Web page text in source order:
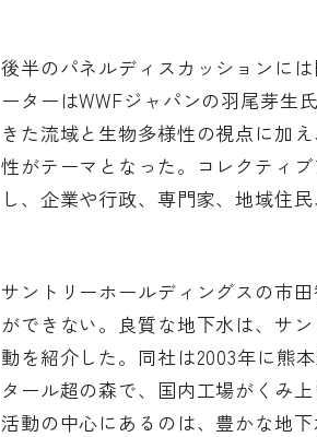
後半のパネルディスカッションに
ーターはWWFジャパンの羽尾芽生
きた流域と生物多様性の視点に加
性がテーマとなった。コレクティ
し、企業や行政、専門家、地域住
サントリーホールディングスの市
ができない。良質な地下水は、サ
動を紹介した。同社は2003年に熊
タール超の森で、国内工場がくみ
活動の中心にあるのは、豊かな地